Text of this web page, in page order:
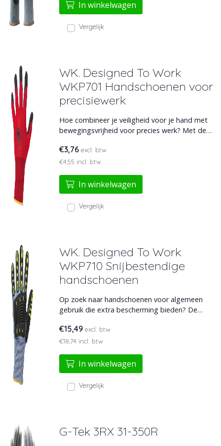
In winkelwagen
Vergelijk
WK. Designed To Work
WKP701 Handschoenen voor
precisiewerk
Hoe combineer je veiligheid voor je hand met
bewegingsvrijheid voor precies werk? Met de
coating en elastische polsboord, kun je allerlei
werk voor een langdurige tijd met precisie
€3,76 excl. btw
€4,55 incl. btw
In winkelwagen
Vergelijk
WK. Designed To Work
WKP710 Snijbestendige
handschoenen
Op zoek naar handschoenen voor algemeen
gebruik die extra bescherming bieden? De
snijwonden dankzij PVC-beschermingen en nithril-
coating. Met een elastisch polsboord voor
€15,49 excl. btw
€18,74 incl. btw
In winkelwagen
Vergelijk
G-Tek 3RX 31-350R